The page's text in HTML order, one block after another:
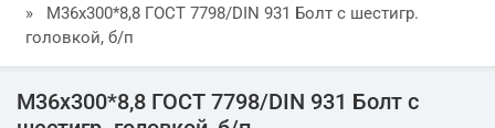
»
М36х300*8,8 ГОСТ 7798/DIN 931 Болт с шестигр.
головкой, б/п
М36х300*8,8 ГОСТ 7798/DIN 931 Болт с